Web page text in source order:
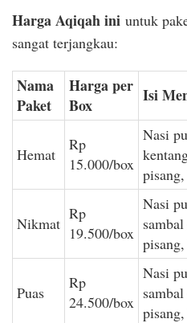
Harga Aqiqah ini untuk
sangat terjangkau:
Nama
Paket
Harga per
Box
Isi
Hemat
Rp
15.000/box
Nasi
Nikmat
Rp
19.500/box
Nasi
Puas
Rp
24.500/box
Nasi